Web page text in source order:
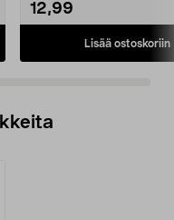
12,99
Lisää ostoskoriin